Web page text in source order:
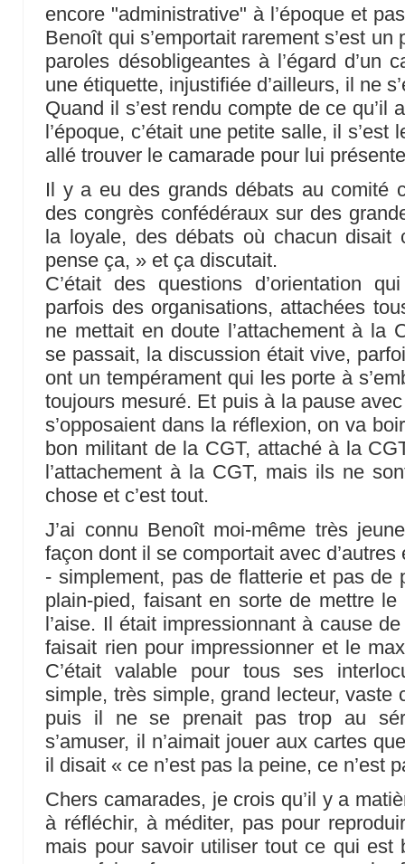
encore "administrative" à l’époque et
Benoît qui s’emportait rarement s’est
paroles désobligeantes à l’égard d’un
une étiquette, injustifiée d’ailleurs, il ne
Quand il s’est rendu compte de ce qu’il
l’époque, c’était une petite salle, il
allé trouver le camarade pour lui
Il y a eu des grands débats au comité
des congrès confédéraux sur des
la loyale, des débats où chacun
pense ça, » et ça discutait.
C’était des questions d’orientation
parfois des organisations, attachées
ne mettait en doute l’attachement à la
se passait, la discussion était vive,
ont un tempérament qui les porte à
toujours mesuré. Et puis à la pause
s’opposaient dans la réflexion, on va
bon militant de la CGT, attaché à la
l’attachement à la CGT, mais ils ne
chose et c’est tout.
J’ai connu Benoît moi-même très
façon dont il se comportait avec d’autres
- simplement, pas de flatterie et pas de
plain-pied, faisant en sorte de mettre
l’aise. Il était impressionnant à cause
faisait rien pour impressionner et le
C’était valable pour tous ses
simple, très simple, grand lecteur, vaste
puis il ne se prenait pas trop au
s’amuser, il n’aimait jouer aux cartes
il disait « ce n’est pas la peine, ce n’est
Chers camarades, je crois qu’il y a
à réfléchir, à méditer, pas pour
mais pour savoir utiliser tout ce qui est